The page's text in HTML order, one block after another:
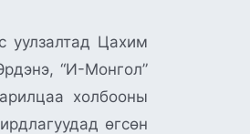
уулзалтад Цахим
“И-Монгол”
холбооны
өгсөн